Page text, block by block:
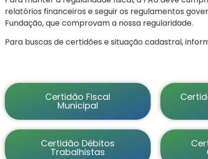
relatórios financeiros e seguir os regulamentos
Fundação, que comprovam a nossa regularidade.
Para buscas de certidões e situação cadastral,
Certidão Fiscal
Municipal
Certidão Débitos
Trabalhistas